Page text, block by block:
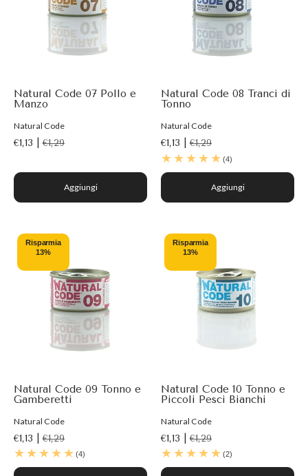
Natural Code 07 Pollo e
Manzo
Natural Code
€1,13 | €1,29
Aggiungi
Natural Code 08 Tranci di
Tonno
Natural Code
€1,13 | €1,29
(4)
Aggiungi
Risparmia
13%
Natural Code 09 Tonno e
Gamberetti
Natural Code
€1,13 | €1,29
(4)
Risparmia
13%
Natural Code 10 Tonno e
Piccoli Pesci Bianchi
Natural Code
€1,13 | €1,29
(2)